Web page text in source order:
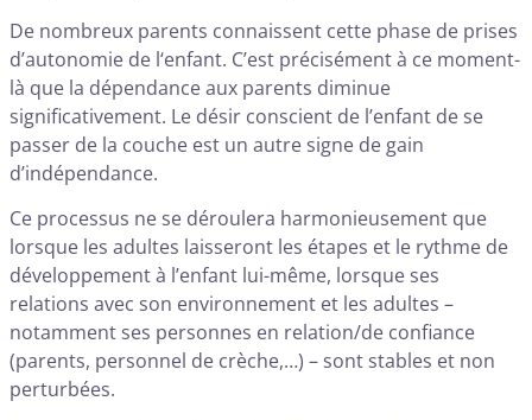
De nombreux parents connaissent cette phase de prises
d’autonomie de l‘enfant. C’est précisément à ce moment-
là que la dépendance aux parents diminue
significativement. Le désir conscient de l’enfant de se
passer de la couche est un autre signe de gain
d’indépendance.
Ce processus ne se déroulera harmonieusement que
lorsque les adultes laisseront les étapes et le rythme de
développement à l’enfant lui-même, lorsque ses
relations avec son environnement et les adultes –
notamment ses personnes en relation/de confiance
(parents, personnel de crèche,…) – sont stables et non
perturbées.